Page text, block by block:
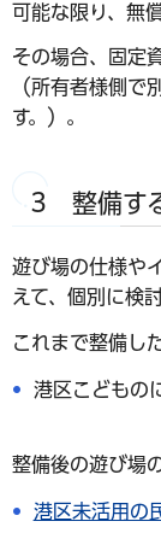
可能な限り、無
その場合、固定
（所有者様側で
す。）。
3 整備す
遊び場の仕様や
えて、個別に検討
これまで整備し
港区こどもの
整備後の遊び場
港区未活用の